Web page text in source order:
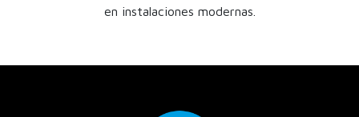
en instalaciones modernas.